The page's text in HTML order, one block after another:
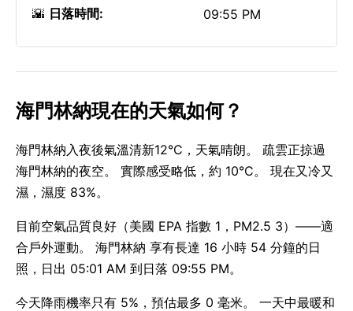
🌇 日落時間: 09:55 PM
海門林納現在的天氣如何？
海門林納入夜後氣溫清新12°C，天氣晴朗。 疏雲正掠過
海門林納的夜空。 實際感受略低，約 10°C。 現在又冷又
濕，濕度 83%。
目前空氣品質良好（美國 EPA 指數 1，PM2.5 3）——適
合戶外運動。 海門林納 享有長達 16 小時 54 分鐘的日
照，日出 05:01 AM 到日落 09:55 PM。
今天降雨機率只有 5%，預估最多 0 毫米。 一天中最暖和